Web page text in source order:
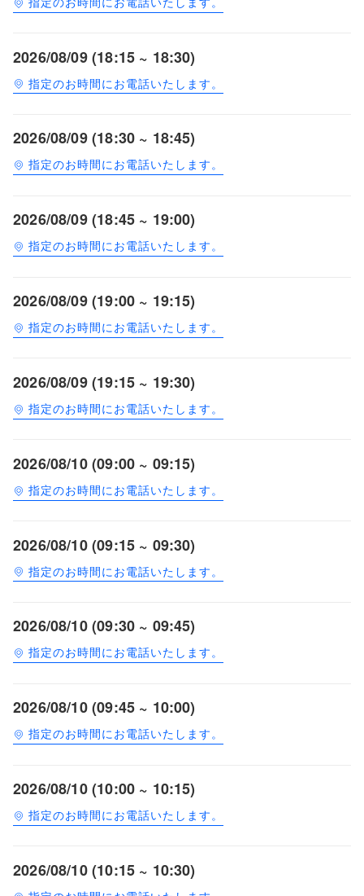
2026/08/09 (18:15 ~ 18:30)
指定のお時間にお電話いたします。
2026/08/09 (18:30 ~ 18:45)
指定のお時間にお電話いたします。
2026/08/09 (18:45 ~ 19:00)
指定のお時間にお電話いたします。
2026/08/09 (19:00 ~ 19:15)
指定のお時間にお電話いたします。
2026/08/09 (19:15 ~ 19:30)
指定のお時間にお電話いたします。
2026/08/10 (09:00 ~ 09:15)
指定のお時間にお電話いたします。
2026/08/10 (09:15 ~ 09:30)
指定のお時間にお電話いたします。
2026/08/10 (09:30 ~ 09:45)
指定のお時間にお電話いたします。
2026/08/10 (09:45 ~ 10:00)
指定のお時間にお電話いたします。
2026/08/10 (10:00 ~ 10:15)
指定のお時間にお電話いたします。
2026/08/10 (10:15 ~ 10:30)